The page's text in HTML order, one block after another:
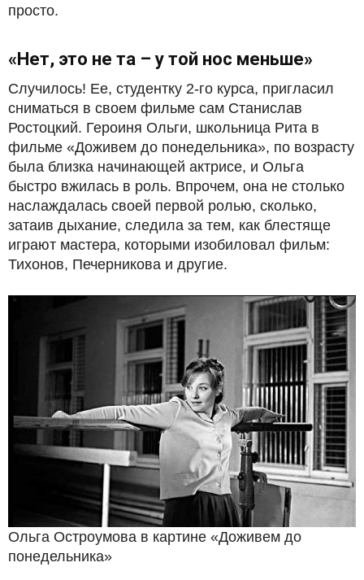
просто.
«Нет, это не та – у той нос меньше»
Случилось! Ее, студентку 2-го курса, пригласил
сниматься в своем фильме сам Станислав
Ростоцкий. Героиня Ольги, школьница Рита в
фильме «Доживем до понедельника», по возрасту
была близка начинающей актрисе, и Ольга
быстро вжилась в роль. Впрочем, она не столько
наслаждалась своей первой ролью, сколько,
затаив дыхание, следила за тем, как блестяще
играют мастера, которыми изобиловал фильм:
Тихонов, Печерникова и другие.
Ольга Остроумова в картине «Доживем до
понедельника»